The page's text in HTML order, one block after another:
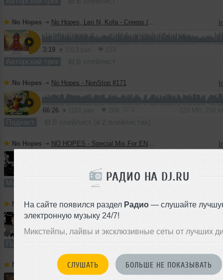
РАДИО НА DJ.RU
На сайте появился раздел Радио — слушайте
электронную музыку 24/7!
Микстейпы, лайвы и эксклюзивные сеты от лучших
СЛУШАТЬ БОЛЬШЕ НЕ ПОКАЗЫВАТЬ
No Hopes ➝ No Hopes, Leo N, Kofa - Creeps (Original Mix)
3:19
Авторский трек
No Hopes ➝ No Hopes - NonStop #171
66:26
Подкаст
No Hopes ➝ NO HOPES - Special Mix For ENDORPHIN SOUND
878 раз 210 111 MB, 256
Микс В плейлист (в 1 плейлисте)
No Hopes ➝No Hopes - Poetika #014
61:41 1307 раз 269 114 MB, 256
Подкаст
No Hopes No Hopes - NonStop #170